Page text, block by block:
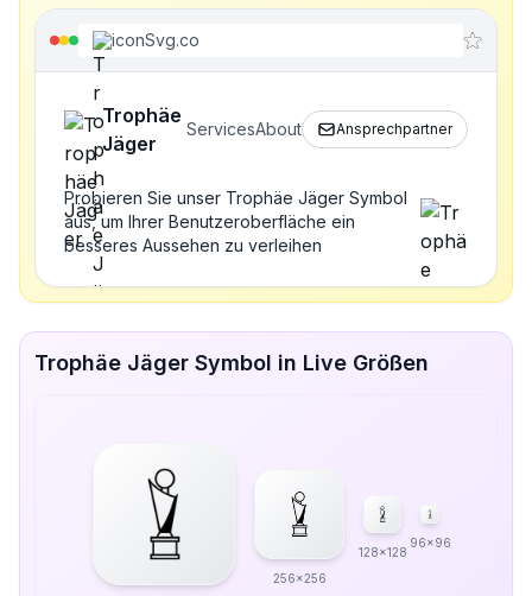
iconSvg.co
Trophäe
Jäger
ServicesAbout Ansprechpartner
Probieren Sie unser Trophäe Jäger Symbol
aus, um Ihrer Benutzeroberfläche ein
besseres Aussehen zu verleihen
Trophäe Jäger Symbol in Live Größen
256x256
128x128
96x96